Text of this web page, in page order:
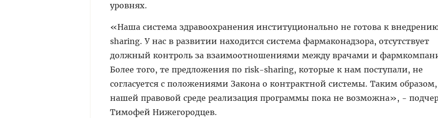
уровнях.
«Наша система здравоохранения институционально не готова к
sharing. У нас в развитии находится система фармаконадзора, отсутствует
должный контроль за взаимоотношениями между врачами и
Более того, те предложения по risk-sharing, которые к нам поступали, не
согласуется с положениями Закона о контрактной системы. Таким
нашей правовой среде реализация программы пока не возможна», -
Тимофей Нижегородцев.